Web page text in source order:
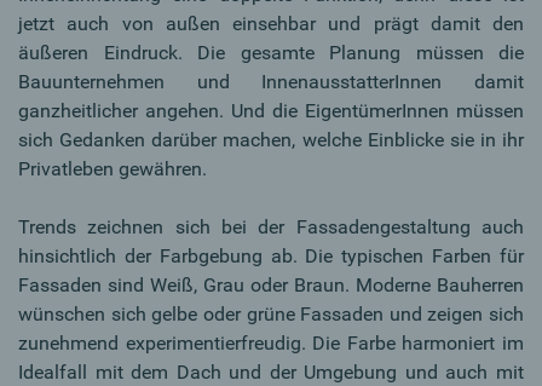
jetzt auch von außen einsehbar und prägt damit den
äußeren Eindruck. Die gesamte Planung müssen die
Bauunternehmen und InnenausstatterInnen damit
ganzheitlicher angehen. Und die EigentümerInnen müssen
sich Gedanken darüber machen, welche Einblicke sie in ihr
Privatleben gewähren.
Trends zeichnen sich bei der Fassadengestaltung auch
hinsichtlich der Farbgebung ab. Die typischen Farben für
Fassaden sind Weiß, Grau oder Braun. Moderne Bauherren
wünschen sich gelbe oder grüne Fassaden und zeigen sich
zunehmend experimentierfreudig. Die Farbe harmoniert im
Idealfall mit dem Dach und der Umgebung und auch mit